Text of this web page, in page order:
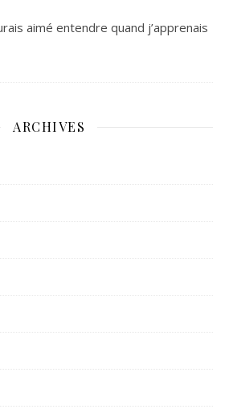
aimé entendre quand j’apprenais
ARCHIVES